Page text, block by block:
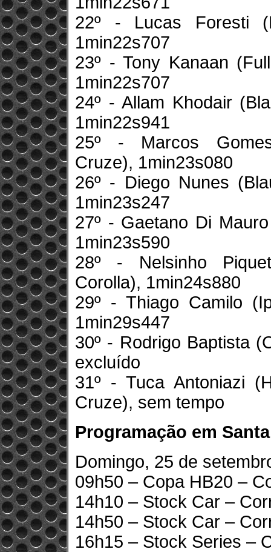
22º - Lucas Foresti
1min22s707
23º - Tony Kanaan
1min22s707
24º - Allam Khodair
1min22s941
25º - Marcos
Cruze), 1min23s080
26º - Diego Nunes
1min23s247
27º - Gaetano Di
1min23s590
28º - Nelsinho
Corolla), 1min24s880
29º - Thiago Camilo
1min29s447
30º - Rodrigo Baptista
excluído
31º - Tuca Antoniazi
Cruze), sem tempo
Programação em
Domingo, 25 de
09h50 – Copa HB20 –
14h10 – Stock Car –
14h50 – Stock Car –
16h15 – Stock Series –